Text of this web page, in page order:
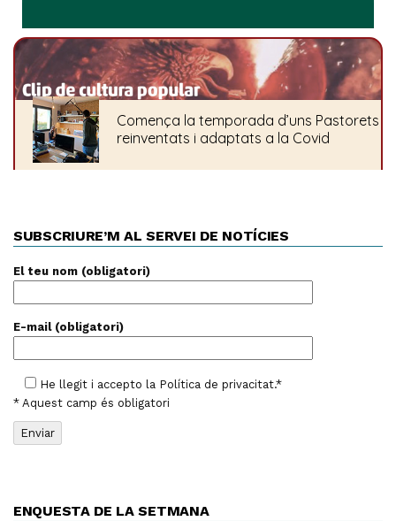
SUBSCRIURE’M AL SERVEI DE NOTÍCIES
El teu nom (obligatori)
E-mail (obligatori)
He llegit i accepto la Política de privacitat.*
* Aquest camp és obligatori
ENQUESTA DE LA SETMANA